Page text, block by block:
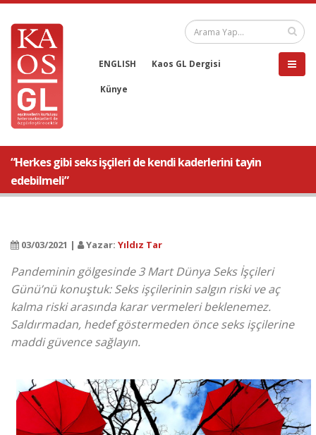
ENGLISH Kaos GL Dergisi
Künye
“Herkes gibi seks işçileri de kendi kaderlerini tayin
edebilmeli”
03/03/2021 | Yazar: Yıldız Tar
Pandeminin gölgesinde 3 Mart Dünya Seks İşçileri
Günü’nü konuştuk: Seks işçilerinin salgın riski ve aç
kalma riski arasında karar vermeleri beklenemez.
Saldırmadan, hedef göstermeden önce seks işçilerine
maddi güvence sağlayın.